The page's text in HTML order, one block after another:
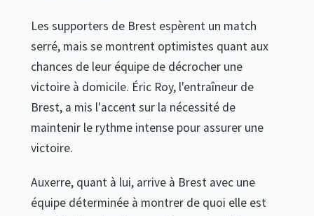
Les supporters de Brest espèrent un match
serré, mais se montrent optimistes quant aux
chances de leur équipe de décrocher une
victoire à domicile. Éric Roy, l'entraîneur de
Brest, a mis l'accent sur la nécessité de
maintenir le rythme intense pour assurer une
victoire.
Auxerre, quant à lui, arrive à Brest avec une
équipe déterminée à montrer de quoi elle est